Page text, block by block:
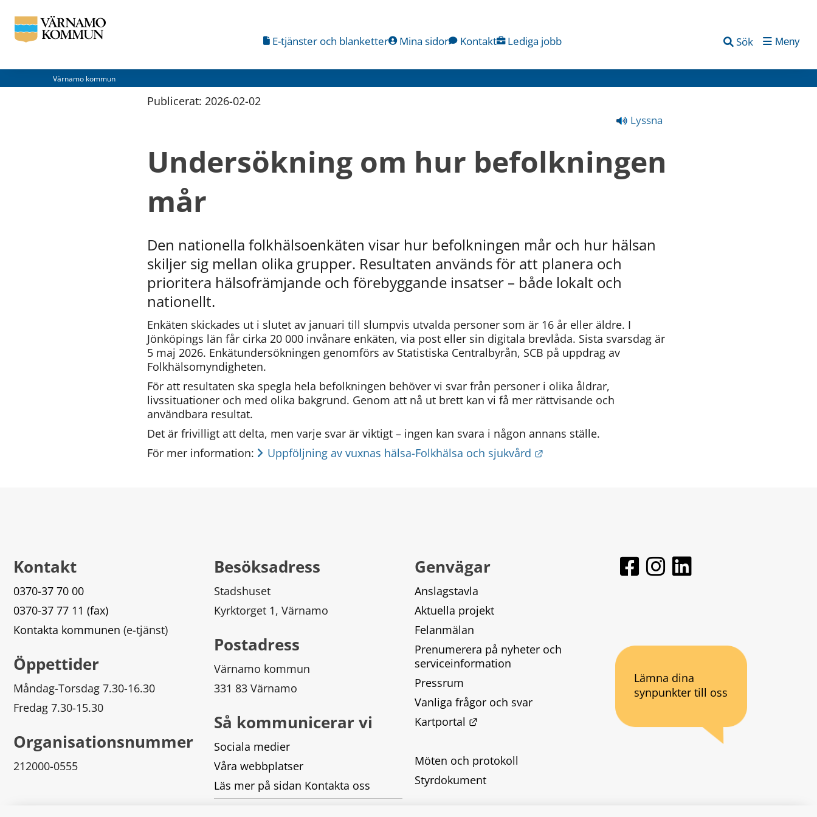
E-tjänster och blanketter Mina sidor Kontakt Lediga jobb Sök Meny
Värnamo kommun
Publicerat: 2026-02-02
Lyssna
Undersökning om hur befolkningen
mår
Den nationella folkhälsoenkäten visar hur befolkningen mår och hur hälsan
skiljer sig mellan olika grupper. Resultaten används för att planera och
prioritera hälsofrämjande och förebyggande insatser – både lokalt och
nationellt.
Enkäten skickades ut i slutet av januari till slumpvis utvalda personer som är 16 år eller äldre. I
Jönköpings län får cirka 20 000 invånare enkäten, via post eller sin digitala brevlåda. Sista svarsdag är
5 maj 2026. Enkätundersökningen genomförs av Statistiska Centralbyrån, SCB på uppdrag av
Folkhälsomyndigheten.
För att resultaten ska spegla hela befolkningen behöver vi svar från personer i olika åldrar,
livssituationer och med olika bakgrund. Genom att nå ut brett kan vi få mer rättvisande och
användbara resultat.
Det är frivilligt att delta, men varje svar är viktigt – ingen kan svara i någon annans ställe.
För mer information:
Uppföljning av vuxnas hälsa-Folkhälsa och sjukvård
Kontakt
0370-37 70 00
0370-37 77 11 (fax)
Kontakta kommunen (e-tjänst)
Öppettider
Måndag-Torsdag 7.30-16.30
Fredag 7.30-15.30
Organisationsnummer
212000-0555
Besöksadress
Stadshuset
Kyrktorget 1, Värnamo
Postadress
Värnamo kommun
331 83 Värnamo
Så kommunicerar vi
Sociala medier
Våra webbplatser
Läs mer på sidan Kontakta oss
Genvägar
Anslagstavla
Aktuella projekt
Felanmälan
Prenumerera på nyheter och
serviceinformation
Pressrum
Vanliga frågor och svar
Kartportal
Möten och protokoll
Styrdokument
Lämna dina
synpunkter till oss